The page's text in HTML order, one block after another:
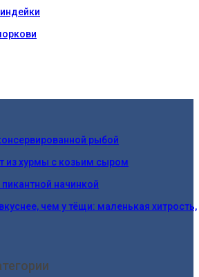
рыбой
из хурмы с козьим сыром
начинкой
чем у тёщи: маленькая хитрость,